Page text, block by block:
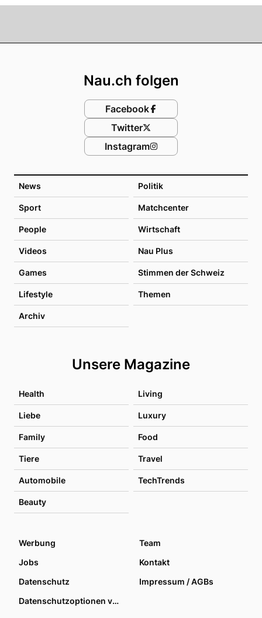
News Politik
Sport Matchcenter
People Wirtschaft
Videos Nau Plus
Games Stimmen der Schweiz
Lifestyle Themen
Archiv
Unsere Magazine
Health Living
Liebe Luxury
Family Food
Tiere Travel
Automobile TechTrends
Beauty
Nau.ch folgen
Facebook
Twitter
Instagram
Werbung
Team
Jobs
Kontakt
Datenschutz
Impressum / AGBs
Datenschutzoptionen verwalten